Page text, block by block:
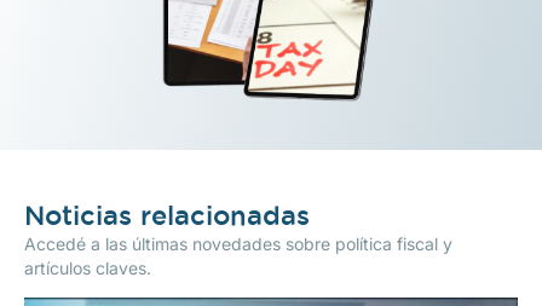
Noticias relacionadas
Accedé a las últimas novedades sobre política fiscal y
artículos claves.